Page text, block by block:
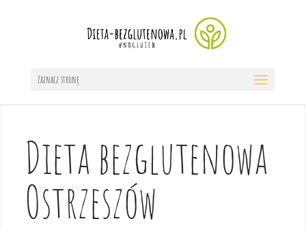
Zaznacz stronę
Dieta bezglutenowa
Ostrzeszów